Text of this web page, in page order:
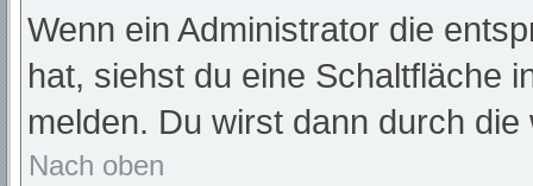
Wenn ein Administrator die
hat, siehst du eine Schaltfläche
melden. Du wirst dann durch
Nach oben